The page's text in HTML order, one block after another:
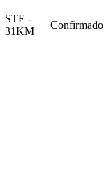
STE -
31KM
Confirmado